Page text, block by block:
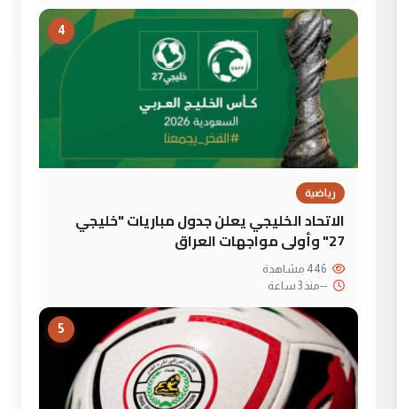
4
رياضية
الاتحاد الخليجي يعلن جدول مباريات "خليجي
27" وأولى مواجهات العراق
--منذ 3 ساعة
5